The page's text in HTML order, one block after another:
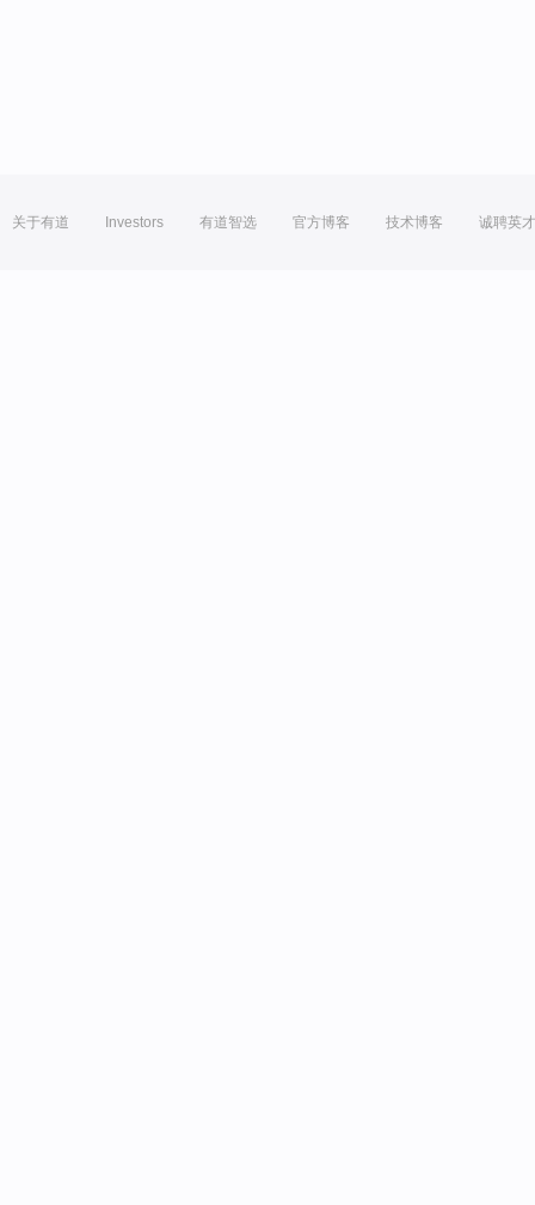
关于有道 Investors 有道智选 官方博客 技术博客 诚聘英才